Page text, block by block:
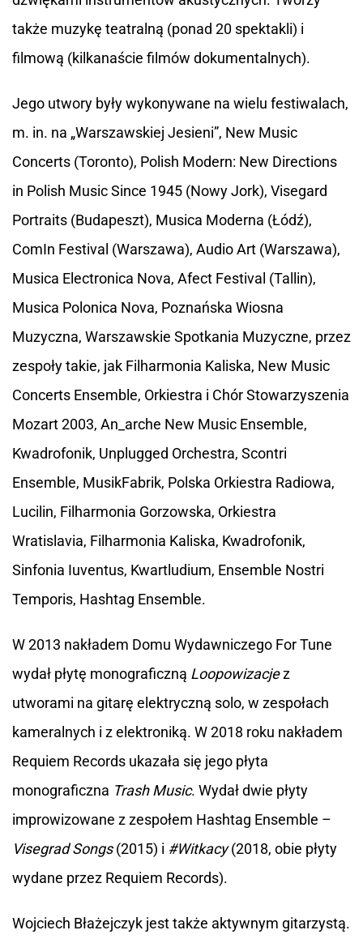
także muzykę teatralną (ponad 20 spektakli) i
filmową (kilkanaście filmów dokumentalnych).
Jego utwory były wykonywane na wielu festiwalach,
m. in. na „Warszawskiej Jesieni”, New Music
Concerts (Toronto), Polish Modern: New Directions
in Polish Music Since 1945 (Nowy Jork), Visegard
Portraits (Budapeszt), Musica Moderna (Łódź),
ComIn Festival (Warszawa), Audio Art (Warszawa),
Musica Electronica Nova, Afect Festival (Tallin),
Musica Polonica Nova, Poznańska Wiosna
Muzyczna, Warszawskie Spotkania Muzyczne, przez
zespoły takie, jak Filharmonia Kaliska, New Music
Concerts Ensemble, Orkiestra i Chór Stowarzyszenia
Mozart 2003, An_arche New Music Ensemble,
Kwadrofonik, Unplugged Orchestra, Scontri
Ensemble, MusikFabrik, Polska Orkiestra Radiowa,
Lucilin, Filharmonia Gorzowska, Orkiestra
Wratislavia, Filharmonia Kaliska, Kwadrofonik,
Sinfonia Iuventus, Kwartludium, Ensemble Nostri
Temporis, Hashtag Ensemble.
W 2013 nakładem Domu Wydawniczego For Tune
wydał płytę monograficzną Loopowizacjez
utworami na gitarę elektryczną solo, w zespołach
kameralnych i z elektroniką. W 2018 roku nakładem
Requiem Records ukazała się jego płyta
monograficzna Trash Music. Wydał dwie płyty
improwizowane z zespołem Hashtag Ensemble –
Visegrad Songs(2015) i #Witkacy(2018, obie płyty
wydane przez Requiem Records).
Wojciech Błażejczyk jest także aktywnym gitarzystą.